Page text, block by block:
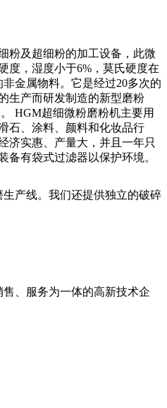
粉及超细粉的加工设备，此微
度，湿度小于6%，莫氏硬度在
金属物料。它是经过20多次的
生产而研发制造的新型磨粉
HGM超细微粉磨粉机主要用
石、涂料、颜料和化妆品行
济实惠、产量大，并且一年只
备有袋式过滤器以保护环境。
产线。我们还提供独立的破碎
、服务为一体的高新技术企